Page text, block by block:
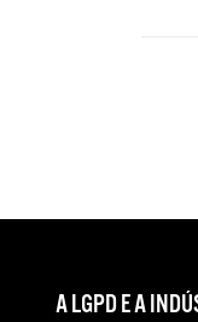
A LGPD E A